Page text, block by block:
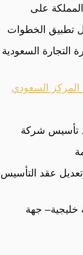
على
تطبيق الخطوات
التجارة السعودية
السعودي
تأسيس شركة
عقد التأسيس
جهة